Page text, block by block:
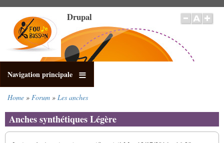
contenuto
principale
Drupal
Navigation principale
di
pane
Home Forum Les anches
Anches synthétiques Légère